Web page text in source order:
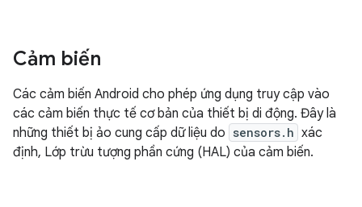
Cảm biến
Các cảm biến Android cho phép ứng dụng truy cập vào
các cảm biến thực tế cơ bản của thiết bị di động. Đây là
những thiết bị ảo cung cấp dữ liệu do sensors.h xác
định, Lớp trừu tượng phần cứng (HAL) của cảm biến.